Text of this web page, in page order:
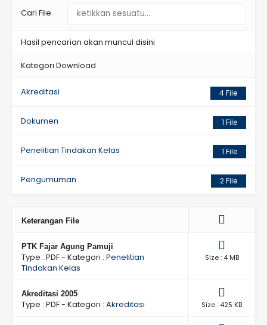
Cari File
Hasil pencarian akan muncul disini
Kategori Download
Akreditasi 4 File
Dokumen 1 File
Penelitian Tindakan Kelas 1 File
Pengumuman 2 File
Keterangan File
PTK Fajar Agung Pamuji
Type : PDF- Kategori : Penelitian
Tindakan Kelas
Size : 4 MB
Akreditasi 2005
Type : PDF- Kategori : Akreditasi Size : 425 KB